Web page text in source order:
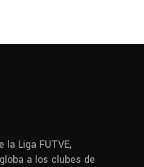
Liga FUTVE,
a los clubes de